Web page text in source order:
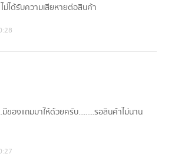
ได้รับความเสียหายต่อสินค้า
มีของแถมมาให้ด้วยครับ.........รอสินค้าไม่นาน